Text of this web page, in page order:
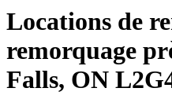
Locations de
remorquage
Falls, ON